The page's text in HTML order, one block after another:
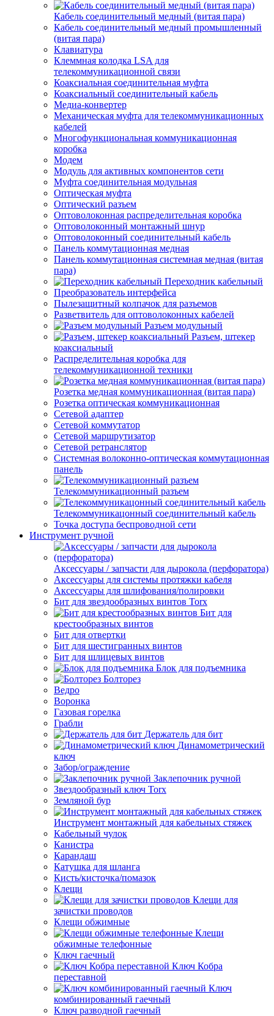
Кабель соединительный медный (витая пара)
Кабель соединительный медный промышленный
(витая пара)
Клавиатура
Клеммная колодка LSA для
телекоммуникационной связи
Коаксиальная соединительная муфта
Коаксиальный соединительный кабель
Медиа-конвертер
Механическая муфта для телекоммуникационных
кабелей
Многофункциональная коммуникационная
коробка
Модем
Модуль для активных компонентов сети
Муфта соединительная модульная
Оптическая муфта
Оптический разъем
Оптоволоконная распределительная коробка
Оптоволоконный монтажный шнур
Оптоволоконный соединительный кабель
Панель коммутационная медная
Панель коммутационная системная медная (витая
пара)
Переходник кабельный
Преобразователь интерфейса
Пылезащитный колпачок для разъемов
Разветвитель для оптоволоконных кабелей
Разъем модульный
Разъем, штекер
коаксиальный
Распределительная коробка для
телекоммуникационной техники
Розетка медная коммуникационная (витая пара)
Розетка оптическая коммуникационная
Сетевой адаптер
Сетевой коммутатор
Сетевой маршрутизатор
Сетевой ретранслятор
Системная волоконно-оптическая коммутационная
панель
Телекоммуникационный разъем
Телекоммуникацонный соединительный кабель
Точка доступа беспроводной сети
Инструмент ручной
Аксессуары / запчасти для дырокола (перфоратора)
Аксессуары для системы протяжки кабеля
Аксессуары для шлифования/полировки
Бит для звездообразных винтов Torx
Бит для
крестообразных винтов
Бит для отвертки
Бит для шестигранных винтов
Бит для шлицевых винтов
Блок для подъемника
Болторез
Ведро
Воронка
Газовая горелка
Грабли
Держатель для бит
Динамометрический
ключ
Забор/ограждение
Заклепочник ручной
Звездообразный ключ Torx
Земляной бур
Инструмент монтажный для кабельных стяжек
Кабельный чулок
Канистра
Карандаш
Катушка для шланга
Кисть/кисточка/помазок
Клещи
Клещи для
зачистки проводов
Клещи обжимные
Клещи
обжимные телефонные
Ключ гаечный
Ключ Кобра
переставной
Ключ
комбинированный гаечный
Ключ разводной гаечный